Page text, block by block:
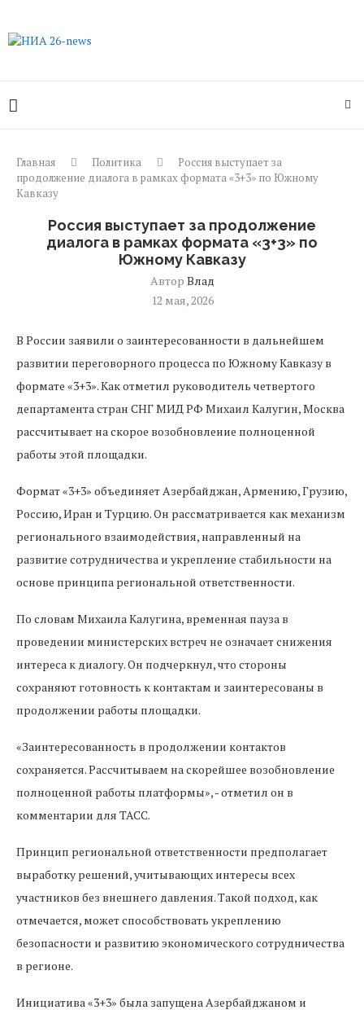
Главная Политика
Россия выступает за
продолжение диалога в рамках формата «3+3» по Южному
Кавказу
Россия выступает за продолжение
диалога в рамках формата «3+3» по
Южному Кавказу
Автор Влад
12 мая, 2026
В России заявили о заинтересованности в дальнейшем
развитии переговорного процесса по Южному Кавказу в
формате «3+3». Как отметил руководитель четвертого
департамента стран СНГ МИД РФ Михаил Калугин, Москва
рассчитывает на скорое возобновление полноценной
работы этой площадки.
Формат «3+3» объединяет Азербайджан, Армению, Грузию,
Россию, Иран и Турцию. Он рассматривается как механизм
регионального взаимодействия, направленный на
развитие сотрудничества и укрепление стабильности на
основе принципа региональной ответственности.
По словам Михаила Калугина, временная пауза в
проведении министерских встреч не означает снижения
интереса к диалогу. Он подчеркнул, что стороны
сохраняют готовность к контактам и заинтересованы в
продолжении работы площадки.
«Заинтересованность в продолжении контактов
сохраняется. Рассчитываем на скорейшее возобновление
полноценной работы платформы», - отметил он в
комментарии для ТАСС.
Принцип региональной ответственности предполагает
выработку решений, учитывающих интересы всех
участников без внешнего давления. Такой подход, как
отмечается, может способствовать укреплению
безопасности и развитию экономического сотрудничества
в регионе.
Инициатива «3+3» была запущена Азербайджаном и